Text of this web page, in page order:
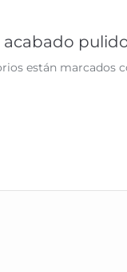
están marcados